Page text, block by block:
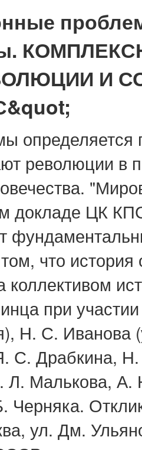
И
революции в
докладе ЦК
что
коллективом
при
Н. С. Иванова
С. Драбкина,
Л. Малькова, А.
Черняка.
ул. Дм.